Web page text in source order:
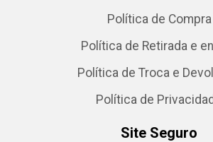
Política de Compra
Política de Retirada e
Política de Troca e
Política de
Site Seguro